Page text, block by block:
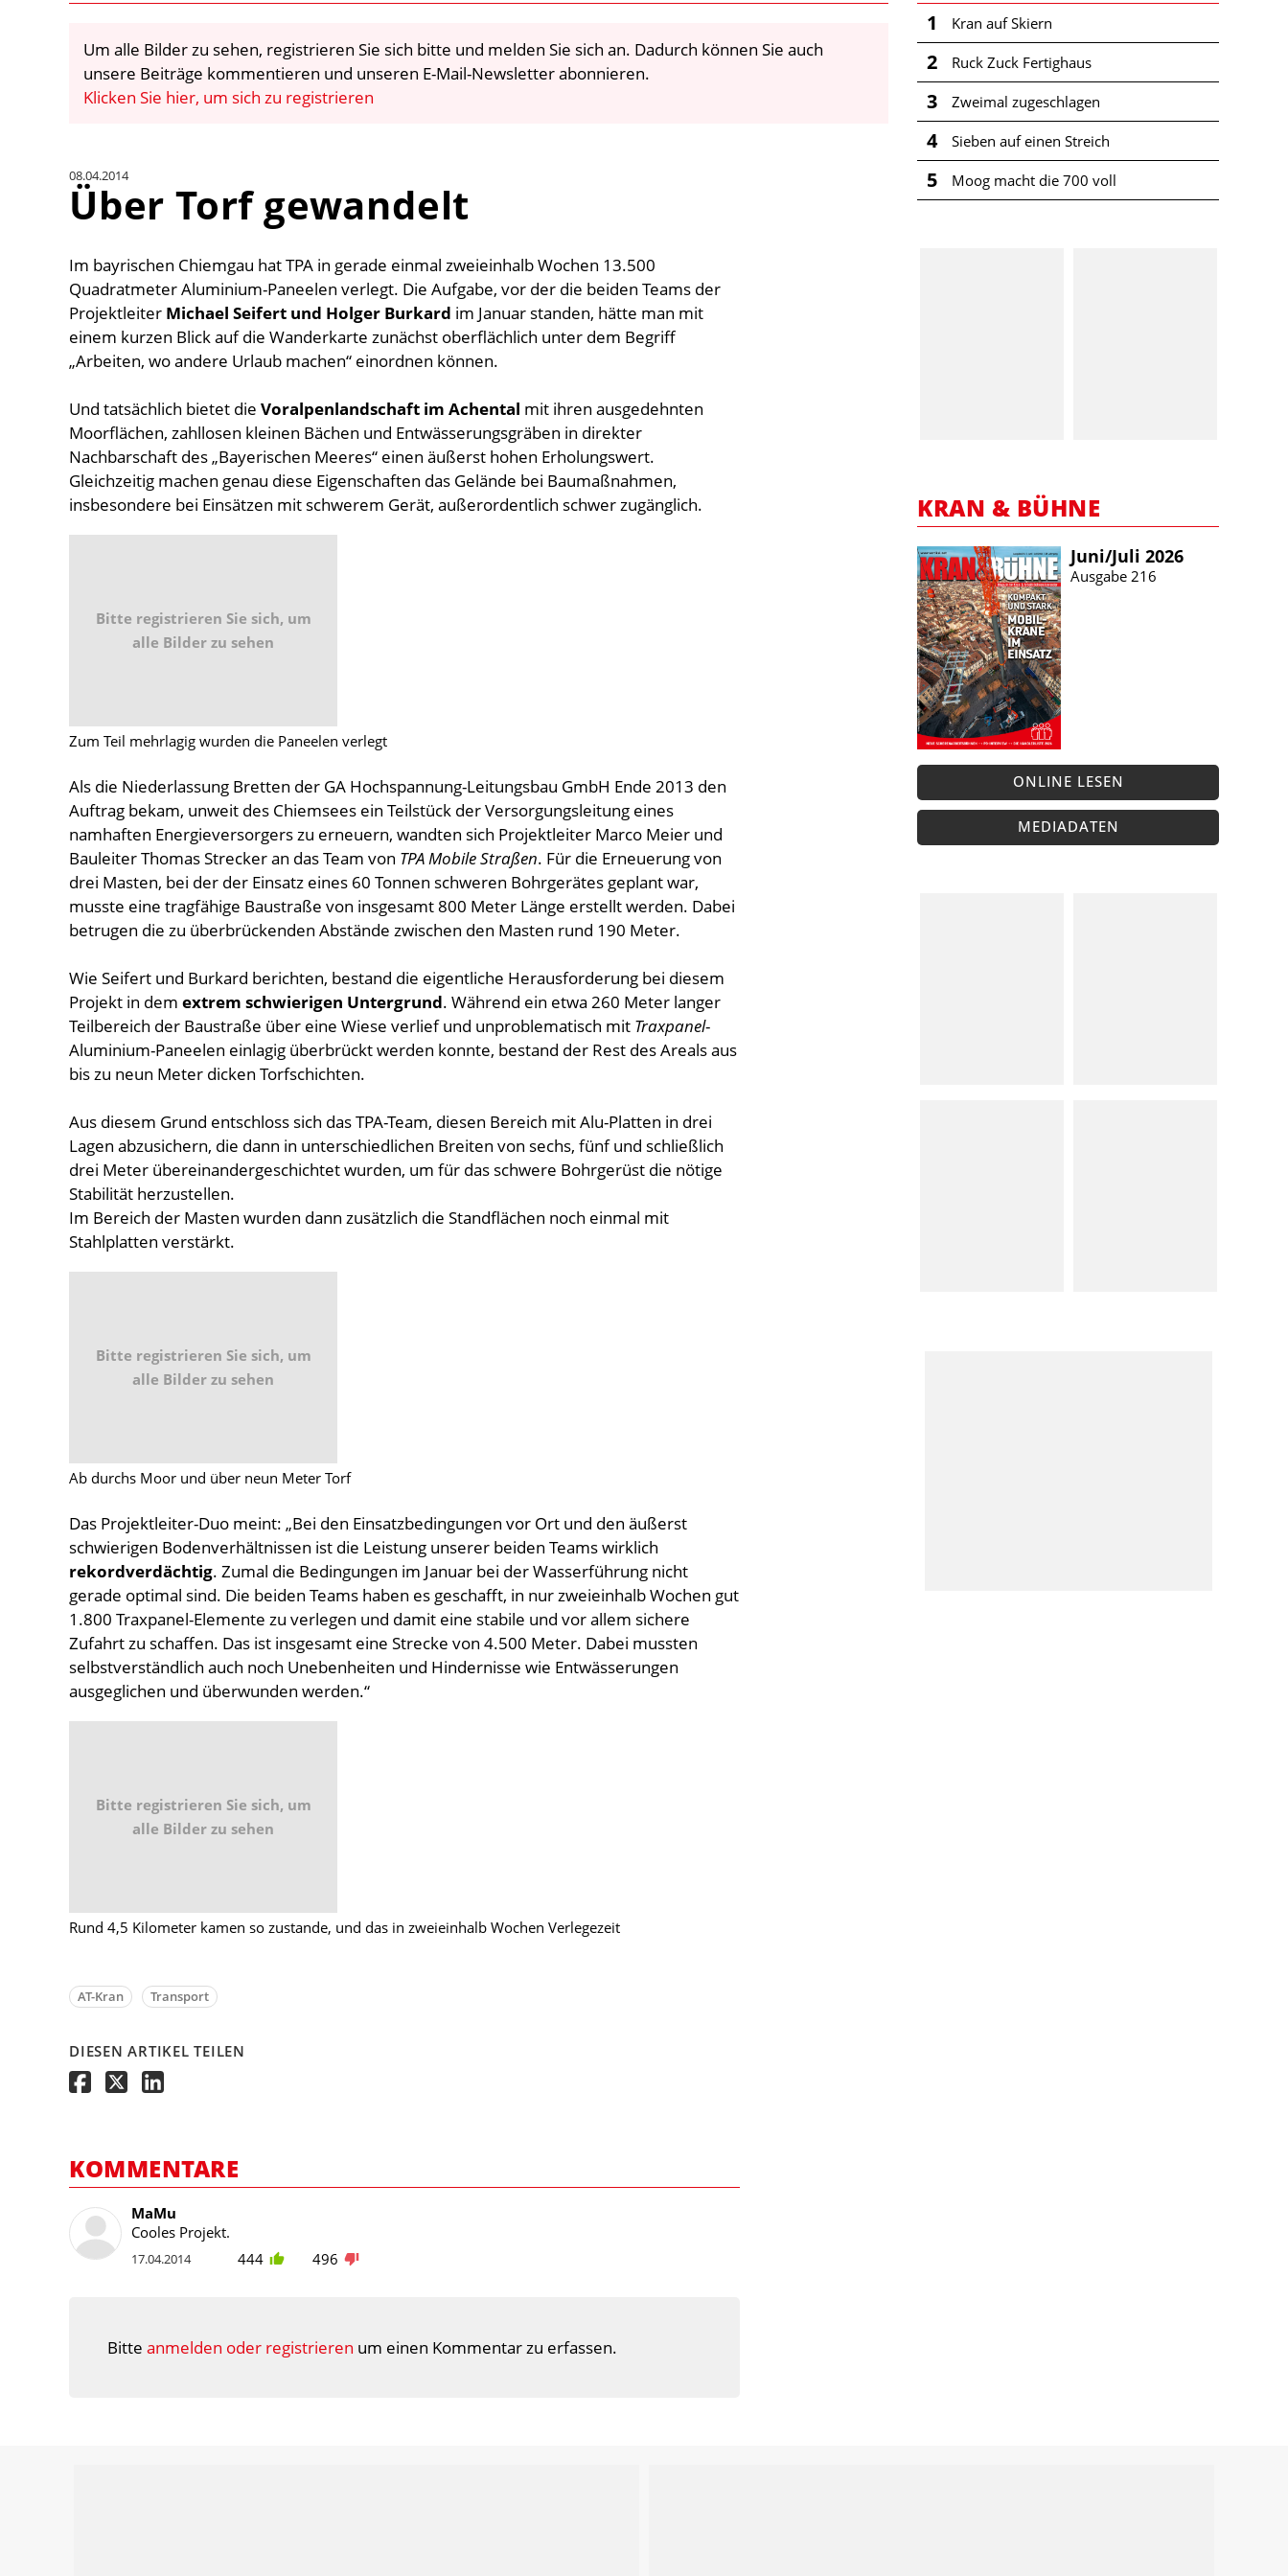
Um alle Bilder zu sehen, registrieren Sie sich bitte und melden Sie sich an. Dadurch können Sie auch
unsere Beiträge kommentieren und unseren E-Mail-Newsletter abonnieren.
Klicken Sie hier, um sich zu registrieren
08.04.2014
Über Torf gewandelt
Im bayrischen Chiemgau hat TPA in gerade einmal zweieinhalb Wochen 13.500
Quadratmeter Aluminium-Paneelen verlegt. Die Aufgabe, vor der die beiden Teams der
Projektleiter Michael Seifert und Holger Burkard im Januar standen, hätte man mit
einem kurzen Blick auf die Wanderkarte zunächst oberflächlich unter dem Begriff
„Arbeiten, wo andere Urlaub machen“ einordnen können.
Und tatsächlich bietet die Voralpenlandschaft im Achental mit ihren ausgedehnten
Moorflächen, zahllosen kleinen Bächen und Entwässerungsgräben in direkter
Nachbarschaft des „Bayerischen Meeres“ einen äußerst hohen Erholungswert.
Gleichzeitig machen genau diese Eigenschaften das Gelände bei Baumaßnahmen,
insbesondere bei Einsätzen mit schwerem Gerät, außerordentlich schwer zugänglich.
Bitte registrieren Sie sich, um
alle Bilder zu sehen
Zum Teil mehrlagig wurden die Paneelen verlegt
Als die Niederlassung Bretten der GA Hochspannung-Leitungsbau GmbH Ende 2013 den
Auftrag bekam, unweit des Chiemsees ein Teilstück der Versorgungsleitung eines
namhaften Energieversorgers zu erneuern, wandten sich Projektleiter Marco Meier und
Bauleiter Thomas Strecker an das Team von TPA Mobile Straßen. Für die Erneuerung von
drei Masten, bei der der Einsatz eines 60 Tonnen schweren Bohrgerätes geplant war,
musste eine tragfähige Baustraße von insgesamt 800 Meter Länge erstellt werden. Dabei
betrugen die zu überbrückenden Abstände zwischen den Masten rund 190 Meter.
Wie Seifert und Burkard berichten, bestand die eigentliche Herausforderung bei diesem
Projekt in dem extrem schwierigen Untergrund. Während ein etwa 260 Meter langer
Teilbereich der Baustraße über eine Wiese verlief und unproblematisch mit Traxpanel-
Aluminium-Paneelen einlagig überbrückt werden konnte, bestand der Rest des Areals aus
bis zu neun Meter dicken Torfschichten.
Aus diesem Grund entschloss sich das TPA-Team, diesen Bereich mit Alu-Platten in drei
Lagen abzusichern, die dann in unterschiedlichen Breiten von sechs, fünf und schließlich
drei Meter übereinandergeschichtet wurden, um für das schwere Bohrgerüst die nötige
Stabilität herzustellen.
Im Bereich der Masten wurden dann zusätzlich die Standflächen noch einmal mit
Stahlplatten verstärkt.
Bitte registrieren Sie sich, um
alle Bilder zu sehen
Ab durchs Moor und über neun Meter Torf
Das Projektleiter-Duo meint: „Bei den Einsatzbedingungen vor Ort und den äußerst
schwierigen Bodenverhältnissen ist die Leistung unserer beiden Teams wirklich
rekordverdächtig. Zumal die Bedingungen im Januar bei der Wasserführung nicht
gerade optimal sind. Die beiden Teams haben es geschafft, in nur zweieinhalb Wochen gut
1.800 Traxpanel-Elemente zu verlegen und damit eine stabile und vor allem sichere
Zufahrt zu schaffen. Das ist insgesamt eine Strecke von 4.500 Meter. Dabei mussten
selbstverständlich auch noch Unebenheiten und Hindernisse wie Entwässerungen
ausgeglichen und überwunden werden.“
Bitte registrieren Sie sich, um
alle Bilder zu sehen
Rund 4,5 Kilometer kamen so zustande, und das in zweieinhalb Wochen Verlegezeit
AT-Kran Transport
DIESEN ARTIKEL TEILEN
KOMMENTARE
MaMu
Cooles Projekt.
17.04.2014 444 496
Bitte anmelden oder registrieren um einen Kommentar zu erfassen.
1 Kran auf Skiern
2 Ruck Zuck Fertighaus
3 Zweimal zugeschlagen
4 Sieben auf einen Streich
5 Moog macht die 700 voll
KRAN & BÜHNE
Juni/​Juli 2026
Ausgabe 216
ONLINE LESEN
MEDIADATEN